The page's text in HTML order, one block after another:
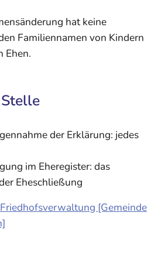
hat keine
Familiennamen von Kindern
Ehen.
der Erklärung: jedes
im Eheregister: das
Eheschließung
[Gemeinde